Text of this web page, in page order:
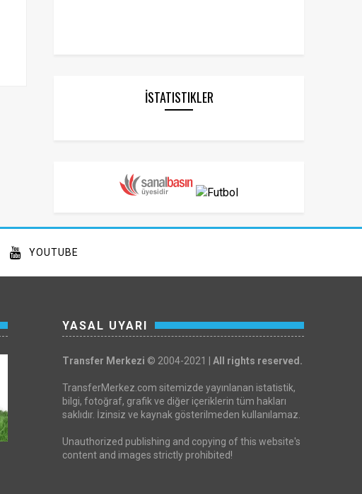
İSTATISTIKLER
YOUTUBE
YASAL UYARI
Transfer Merkezi © 2004-2021 | All rights reserved.
TransferMerkez.com sitemizde yayınlanan istatistik,
bilgi, fotoğraf, grafik ve diğer içeriklerin tüm hakları
saklıdır. İzinsiz ve kaynak gösterilmeden kullanılamaz.
Unauthorized publishing and copying of this website's
content and images strictly prohibited!